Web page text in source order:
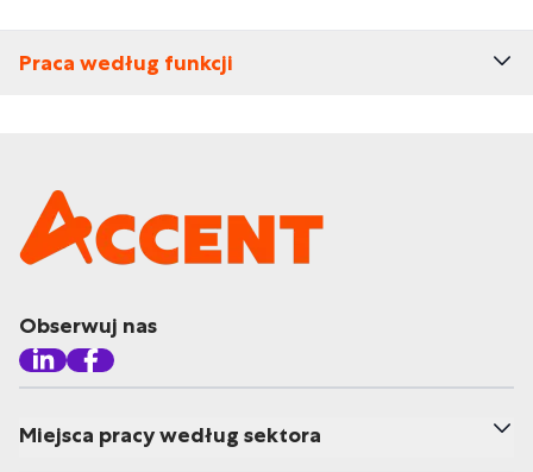
Praca według funkcji
Obserwuj nas
Miejsca pracy według sektora